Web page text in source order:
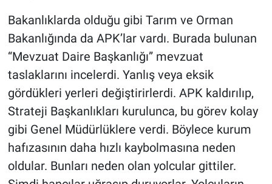
Bakanlıklarda olduğu gibi Tarım ve Orman
Bakanlığında da APK’lar vardı. Burada bulunan
“Mevzuat Daire Başkanlığı” mevzuat
taslaklarını incelerdi. Yanlış veya eksik
gördükleri yerleri değiştirirlerdi. APK kaldırılıp,
Strateji Başkanlıkları kurulunca, bu görev kolay
gibi Genel Müdürlüklere verdi. Böylece kurum
hafızasının daha hızlı kaybolmasına neden
oldular. Bunları neden olan yolcular gittiler.